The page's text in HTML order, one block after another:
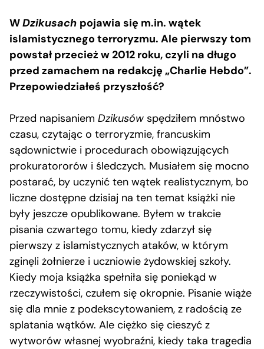
WDzikusach pojawia się m.in. wątek
islamistycznego terroryzmu. Ale pierwszy tom
powstał przecież w 2012 roku, czyli na długo
przed zamachem na redakcję „Charlie Hebdo”.
Przepowiedziałeś przyszłość?
Przed napisaniem Dzikusów spędziłem mnóstwo
czasu, czytając o terroryzmie, francuskim
sądownictwie i procedurach obowiązujących
prokuratororów i śledczych. Musiałem się mocno
postarać, by uczynić ten wątek realistycznym, bo
liczne dostępne dzisiaj na ten temat książki nie
były jeszcze opublikowane. Byłem w trakcie
pisania czwartego tomu, kiedy zdarzył się
pierwszy z islamistycznych ataków, w którym
zginęli żołnierze i uczniowie żydowskiej szkoły.
Kiedy moja książka spełniła się poniekąd w
rzeczywistości, czułem się okropnie. Pisanie wiąże
się dla mnie z podekscytowaniem, z radością ze
splatania wątków. Ale ciężko się cieszyć z
wytworów własnej wyobraźni, kiedy taka tragedia